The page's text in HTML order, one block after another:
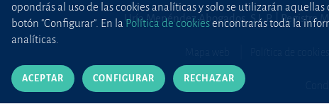
Uría Menéndez Abogados, S.L.P. | Registro
opondrás al uso de las cookies analíticas y solo se utilizarán
botón "Configurar". En la Política de cookiesencontrarás toda la
analíticas.
ACEPTAR CONFIGURAR RECHAZAR